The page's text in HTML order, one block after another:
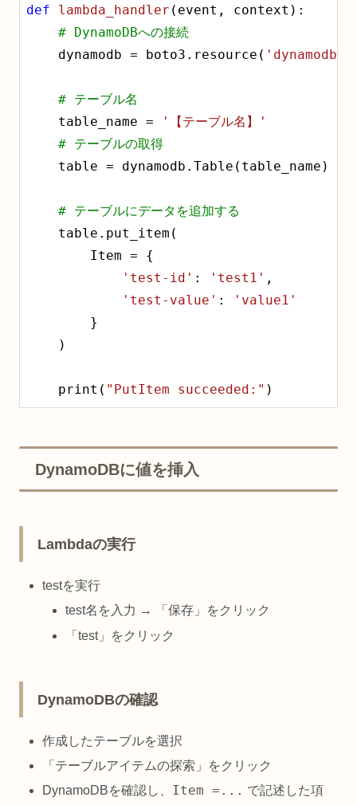
def lambda_handler (event, context) :
# DynamoDBへの接続
    dynamodb = boto3.resource(
'dynamodb'
# テーブル名
    table_name =
'【テーブル名】'
# テーブルの取得
    table = dynamodb.Table(table_name)
# テーブルにデータを追加する
    table.put_item(
        Item = {
'test-id' : 'test1' ,
'test-value' :
'value1'
        }
    )
    print(
"PutItem succeeded:" )
DynamoDBに値を挿入
Lambdaの実行
testを実行
test名を入力 → 「保存」をクリック
「test」をクリック
DynamoDBの確認
作成したテーブルを選択
「テーブルアイテムの探索」をクリック
DynamoDBを確認し、 Item =... で記述した項